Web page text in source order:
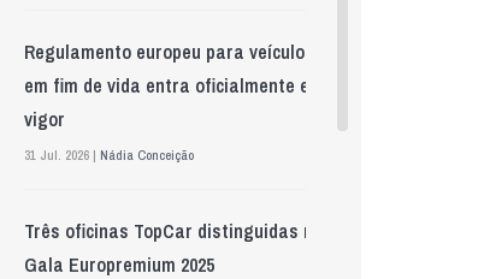
Regulamento europeu para veículos
em fim de vida entra oficialmente em
vigor
31 Jul. 2026 | Nádia Conceição
Três oficinas TopCar distinguidas na
Gala Europremium 2025